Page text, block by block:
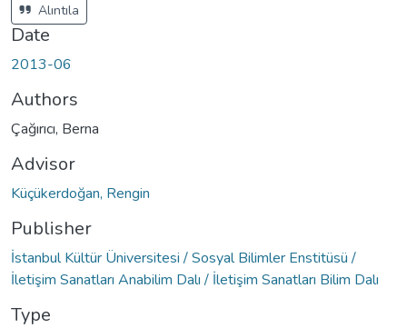
Alıntıla
Date
2013-06
Authors
Çağırıcı, Berna
Advisor
Küçükerdoğan, Rengin
Publisher
İstanbul Kültür Üniversitesi / Sosyal Bilimler Enstitüsü /
İletişim Sanatları Anabilim Dalı / İletişim Sanatları Bilim Dalı
Type